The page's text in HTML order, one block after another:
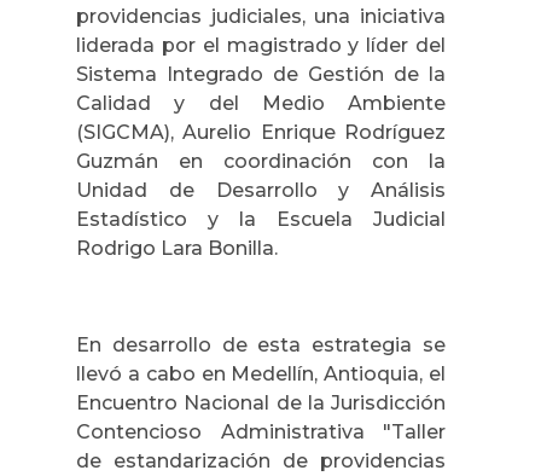
providencias judiciales, una iniciativa
liderada por el magistrado y líder del
Sistema Integrado de Gestión de la
Calidad y del Medio Ambiente
(SIGCMA), Aurelio Enrique Rodríguez
Guzmán en coordinación con la
Unidad de Desarrollo y Análisis
Estadístico y la Escuela Judicial
Rodrigo Lara Bonilla.
En desarrollo de esta estrategia se
llevó a cabo en Medellín, Antioquia, el
Encuentro Nacional de la Jurisdicción
Contencioso Administrativa "Taller
de estandarización de providencias